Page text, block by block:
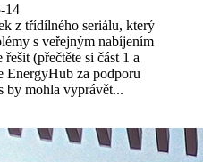
14
z třídílného seriálu, který
s veřejným nabíjením
(přečtěte si část 1 a
EnergyHub za podporu
by mohla vyprávět...